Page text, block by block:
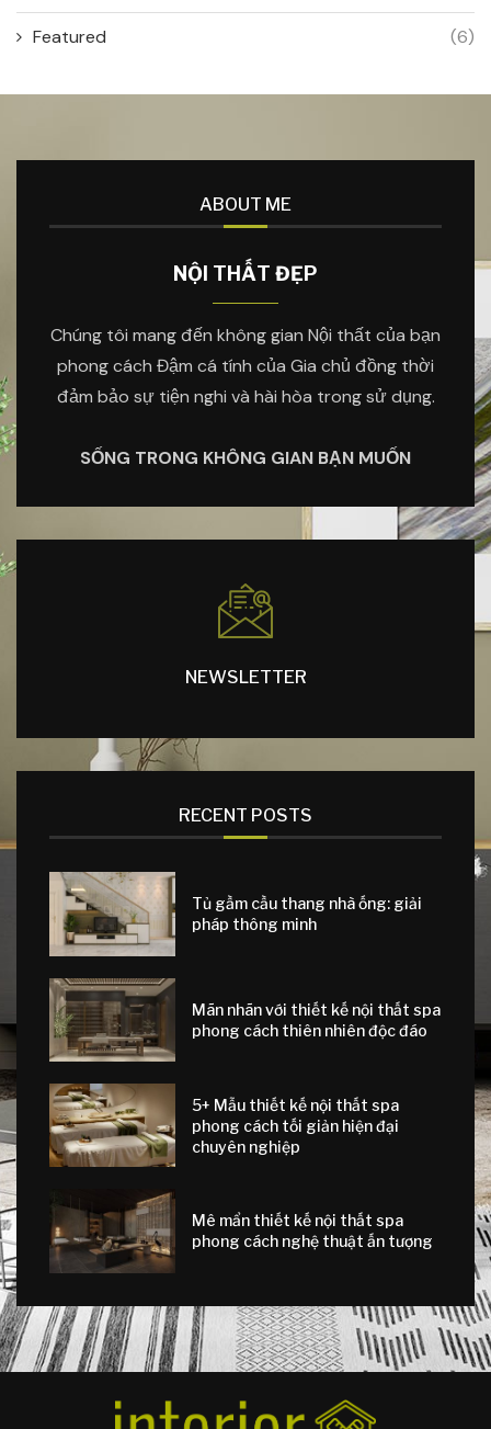
Featured (6)
ABOUT ME
NỘI THẤT ĐẸP
Chúng tôi mang đến không gian Nội thất của bạn
phong cách Đậm cá tính của Gia chủ đồng thời
đảm bảo sự tiện nghi và hài hòa trong sử dụng.
SỐNG TRONG KHÔNG GIAN BẠN MUỐN
NEWSLETTER
RECENT POSTS
Tủ gầm cầu thang nhà ống: giải
pháp thông minh
Mãn nhãn với thiết kế nội thất spa
phong cách thiên nhiên độc đáo
5+ Mẫu thiết kế nội thất spa
phong cách tối giản hiện đại
chuyên nghiệp
Mê mẩn thiết kế nội thất spa
phong cách nghệ thuật ấn tượng